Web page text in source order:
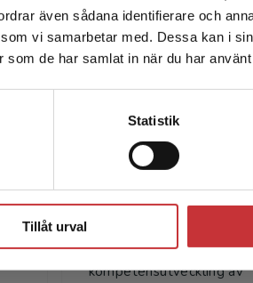
även sådana identifierare och
vi samarbetar med. Dessa kan i
de har samlat in när du har
Statistik
Tillåt urval
Vi erbjuder inte leveranser utanför
slutföra ett köp måste
i Sverige.Läs mer
Pernilla
Pernilla Sundqvist är
didaktik vid Mälardalens
förskollärarutbildning,
kompetensutveckling av